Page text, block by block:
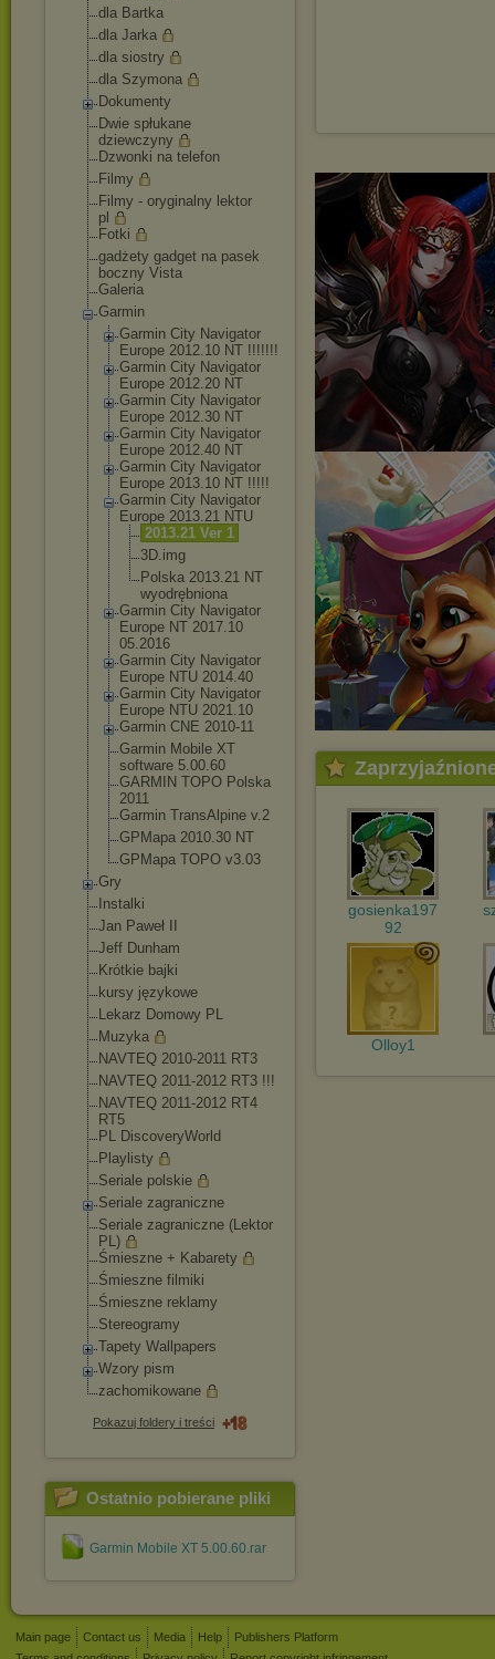
dla Bartka
dla Jarka
dla siostry
dla Szymona
Dokumenty
Dwie spłukane
dziewczyny
Dzwonki na telefon
Filmy
Filmy - oryginalny lektor
pl
Fotki
gadżety gadget na pasek
boczny Vista
Galeria
Garmin
Garmin City Navigator
Europe 2012.10 NT !!!!!!!
Garmin City Navigator
Europe 2012.20 NT
Garmin City Navigator
Europe 2012.30 NT
Garmin City Navigator
Europe 2012.40 NT
Garmin City Navigator
Europe 2013.10 NT !!!!!
Garmin City Navigator
Europe 2013.21 NTU
2013.21 Ver 1
3D.img
Polska 2013.21 NT
wyodrębniona
Garmin City Navigator
Europe NT 2017.10
05.2016
Garmin City Navigator
Europe NTU 2014.40
Garmin City Navigator
Europe NTU 2021.10
Garmin CNE 2010-11
Garmin Mobile XT
software 5.00.60
GARMIN TOPO Polska
2011
Garmin TransAlpine v.2
GPMapa 2010.30 NT
GPMapa TOPO v3.03
Gry
Instalki
Jan Paweł II
Jeff Dunham
Krótkie bajki
kursy językowe
Lekarz Domowy PL
Muzyka
NAVTEQ 2010-2011 RT3
NAVTEQ 2011-2012 RT3 !!!
NAVTEQ 2011-2012 RT4
RT5
PL DiscoveryWorld
Playlisty
Seriale polskie
Seriale zagraniczne
Seriale zagraniczne (Lektor
PL)
Śmieszne + Kabarety
Śmieszne filmiki
Śmieszne reklamy
Stereogramy
Tapety Wallpapers
Wzory pism
zachomikowane
Pokazuj foldery i treści
Ostatnio pobierane pliki
Garmin Mobile XT 5.00.60.rar
gosienka197
92
Olloy1
Main page Contact us Media Help
Publishers Platform